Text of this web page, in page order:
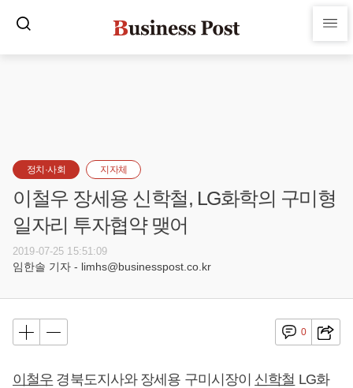
정치·사회 지자체
이철우 장세용 신학철, LG화학의 구미형
일자리 투자협약 맺어
2019-07-25 15:51:09
임한솔 기자 - limhs@businesspost.co.kr
0
이철우 경북도지사와 장세용 구미시장이 신학철 LG화